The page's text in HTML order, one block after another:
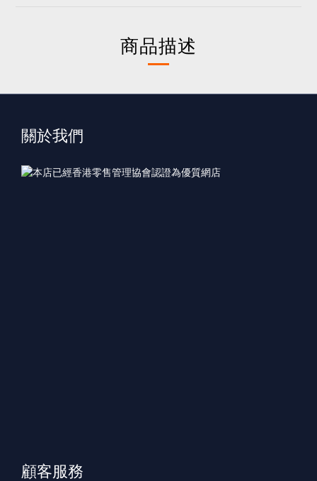
商品描述
關於我們
顧客服務